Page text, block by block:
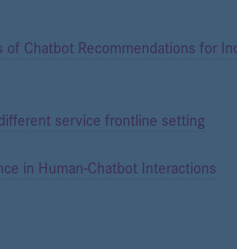
Chatbot Recommendations for
service frontline setting
in Human-Chatbot Interactions